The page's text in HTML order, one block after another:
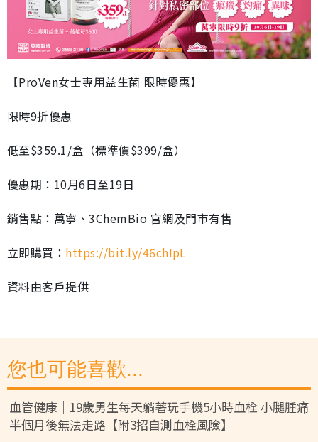
【ProVen女士專用益生菌 限時優惠】
限時9折優惠
低至$359.1/盒（標準價$399/盒）
優惠期：10月6日至19日
銷售點：萬寧、3ChemBio 官網及門市有售
立即購買： https://bit.ly/46chIpL
資料由客戶提供
您也可能喜歡...
血管健康｜19歲男生每天躺著玩手機5小時血栓 小腿腫痛
半個月後無法走路【附3招自測血栓風險】